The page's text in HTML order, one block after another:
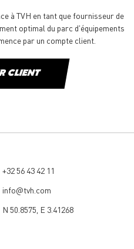
à TVH en tant que fournisseur de
optimal du parc d'équipements
par un compte client.
CLIENT
+32 56 43 42 11
info@tvh.com
N 50.8575, E 3.41268